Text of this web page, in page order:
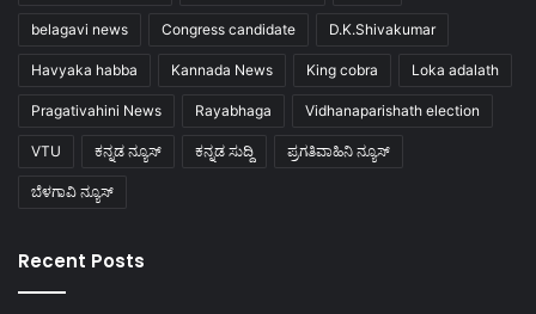
belagavi news Congress candidate D.K.Shivakumar
Havyaka habba Kannada News King cobra Loka adalath
Pragativahini News Rayabhaga Vidhanaparishath election
VTU ಕನ್ನಡ ನ್ಯೂಸ್ ಕನ್ನಡ ಸುದ್ದಿ ಪ್ರಗತಿವಾಹಿನಿ ನ್ಯೂಸ್
ಬೆಳಗಾವಿ ನ್ಯೂಸ್
Recent Posts